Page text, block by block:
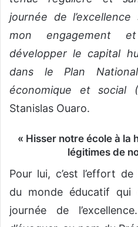
journée de
mon engagement
développer le capital
dans le Plan
économique et social
Stanislas Ouaro.
« Hisser notre école à la
légitimes de
Pour lui, c’est l’effort de
du monde éducatif
journée de